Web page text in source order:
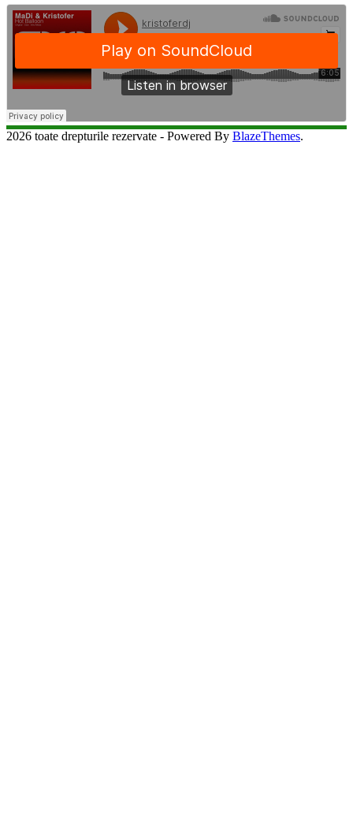
2026 toate drepturile rezervate - Powered By BlazeThemes.